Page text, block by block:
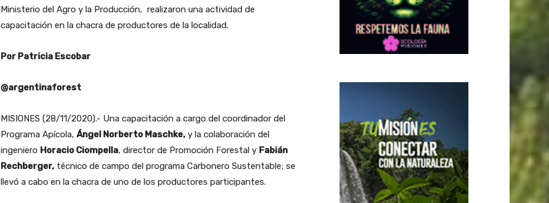
Ministerio del Agro y la Producción, realizaron una actividad de
capacitación en la chacra de productores de la localidad.
Por Patricia Escobar
@argentinaforest
MISIONES (28/11/2020).- Una capacitación a cargo del coordinador del
Programa Apícola, Ángel Norberto Maschke,y la colaboración del
ingeniero Horacio Ciompella, director de Promoción Forestal y Fabián
Rechberger,técnico de campo del programa Carbonero Sustentable; se
llevó a cabo en la chacra de uno de los productores participantes.